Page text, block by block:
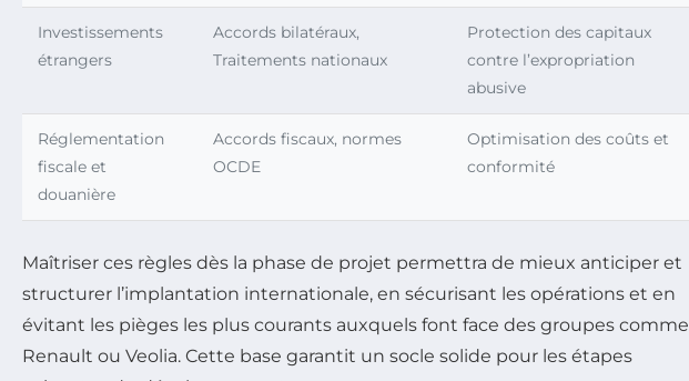
Investissements
étrangers
Accords bilatéraux,
Traitements nationaux
Protection des capitaux
contre l’expropriation
abusive
Réglementation
fiscale et
douanière
Accords fiscaux, normes
OCDE
Optimisation des coûts et
conformité
Maîtriser ces règles dès la phase de projet permettra de mieux anticiper et
structurer l’implantation internationale, en sécurisant les opérations et en
évitant les pièges les plus courants auxquels font face des groupes comme
Renault ou Veolia. Cette base garantit un socle solide pour les étapes